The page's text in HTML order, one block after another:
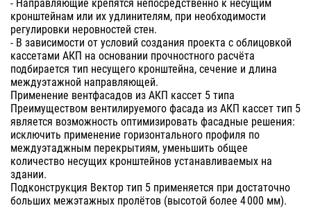
кронштейнам или их удлинителям, при необходимости
регулировки неровностей стен.
- В зависимости от условий создания проекта с облицовкой
кассетами АКП на основании прочностного расчёта
подбирается тип несущего кронштейна, сечение и длина
междуэтажной направляющей.
Применение вентфасадов из АКП кассет 5 типа
Преимуществом вентилируемого фасада из АКП кассет тип 5
является возможность оптимизировать фасадные решения:
исключить применение горизонтального профиля по
междуэтаджным перекрытиям, уменьшить общее
количество несущих кронштейнов устанавливаемых на
здании.
Подконструкция Вектор тип 5 применяется при достаточно
больших межэтажных пролётов (высотой более 4 000 мм).